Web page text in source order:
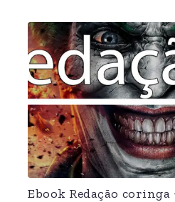
Ebook Redação coringa